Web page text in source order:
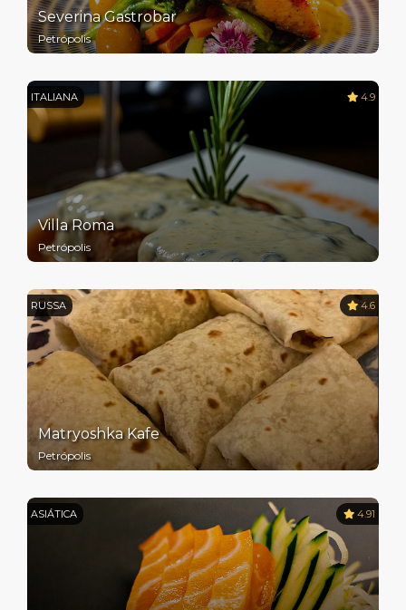
Severina Gastrobar
Petrópolis
ITALIANA 4.9
Villa Roma
Petrópolis
RUSSA 4.6
Matryoshka Kafe
Petrópolis
ASIÁTICA 4.91